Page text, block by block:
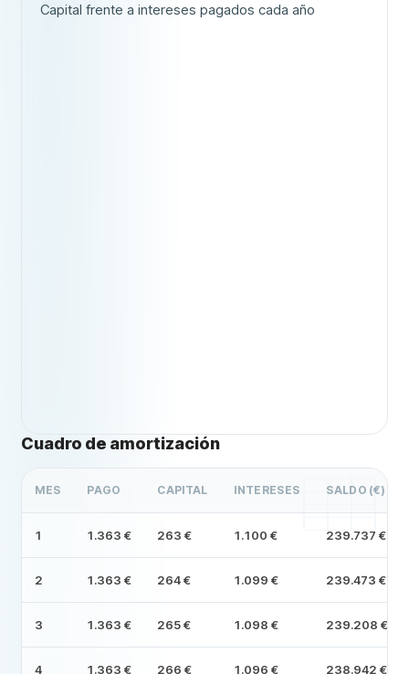
Capital frente a intereses pagados cada año
Cuadro de amortización
MES PAGO CAPITAL INTERESES SALDO (€)
1 1.363 € 263 € 1.100 € 239.737 €
2 1.363 € 264 € 1.099 € 239.473 €
3 1.363 € 265 € 1.098 € 239.208 €
4 1.363 € 266 € 1.096 € 238.942 €